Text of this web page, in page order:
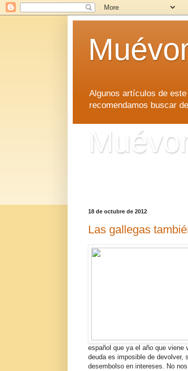
Algunos artículos de
recomendamos buscar
18 de octubre de 2012
Las gallegas
español que ya el año que
deuda es imposible de devolver,
desembolso en intereses. No